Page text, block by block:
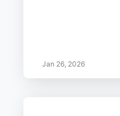
Jan 26, 2026